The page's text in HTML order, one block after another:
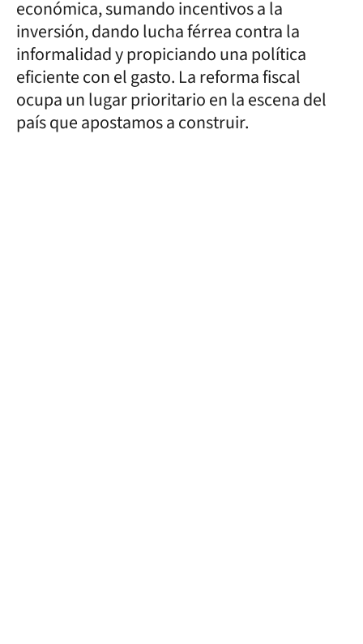
económica, sumando incentivos a la
inversión, dando lucha férrea contra la
informalidad y propiciando una política
eficiente con el gasto. La reforma fiscal
ocupa un lugar prioritario en la escena del
país que apostamos a construir.